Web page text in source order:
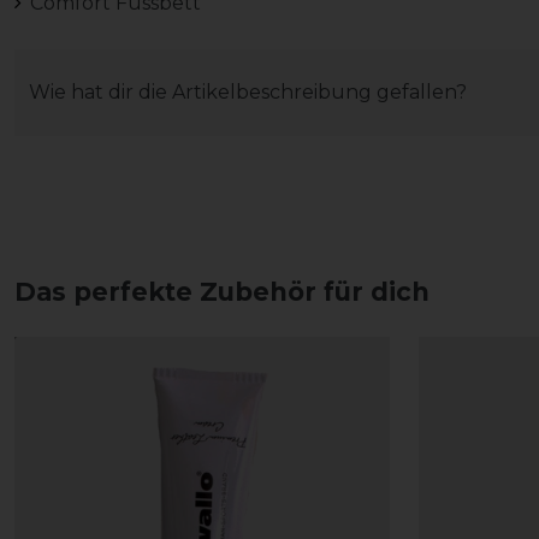
Wie hat dir die Artikelbeschreibung gefallen?
Das perfekte Zubehör für dich